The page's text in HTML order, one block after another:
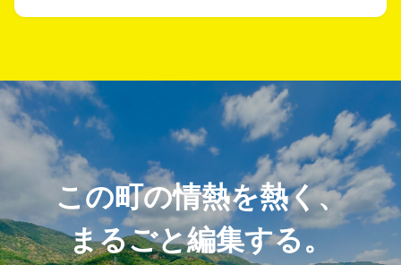
この町の情熱を熱く、
まるごと編集する。